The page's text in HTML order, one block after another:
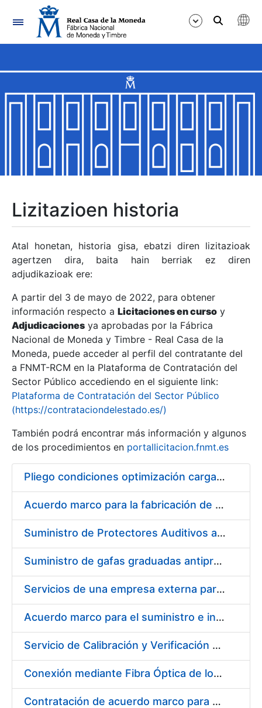
Nabigazioa
Erakutsi/Ezkutatu
Erakutsi/Ezkutatu
Erakutsi/Ezkutatu
Erakutsi/Ezkutatu
Erakutsi/Ezkutatu
Erakutsi/Ezkutatu
Erakutsi/Ezkutatu
Erakutsi/Ezkutatu
Lizitazioen historia
Atal honetan, historia gisa, ebatzi diren lizitazioak
agertzen dira, baita hain berriak ez diren
adjudikazioak ere:
A partir del 3 de mayo de 2022, para obtener
información respecto a Licitaciones en curso y
Adjudicaciones ya aprobadas por la Fábrica
Nacional de Moneda y Timbre - Real Casa de la
Moneda, puede acceder al perfil del contratante del
a FNMT-RCM en la Plataforma de Contratación del
Sector Público accediendo en el siguiente link:
Plataforma de Contratación del Sector Público
(https://contrataciondelestado.es/)
También podrá encontrar más información y algunos
de los procedimientos en portallicitacion.fnmt.es
Pliego condiciones optimización cargas compras firmado
Acuerdo marco para la fabricación de piezas
Suministro de Protectores Auditivos a medida para las personas trabajadoras de los Centros de Trabajo de Madrid y Burgos
Suministro de gafas graduadas antiproyecciones para los trabajadores de la FNMT-RCM en los centros de trabajo de Madrid y Burgos
Servicios de una empresa externa para el asesoramiento y resolución de los recursos de alzada que se presentan relacionados con procesos de selección para la FNMT-RCM
Acuerdo marco para el suministro e instalación de persianas, estores y otros complementos
Servicio de Calibración y Verificación Externa de los Equipos de Medición del Servicio de Prevención de la FNMT-RCM
Conexión mediante Fibra Óptica de los Centros de Proceso de Datos (CPDs) de las sedes de la FNMT-RCM de Burgos y Madrid
Contratación de acuerdo marco para el Suministro de Material de Electricidad para la Fábrica Nacional de Moneda y Timbre-Real Casa de la Moneda en su centro de trabajo de Burgos